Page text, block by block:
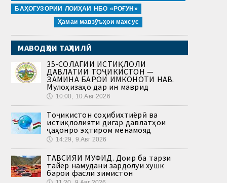
БАҲОГУЗОРИИ ЛОИҲАИ НБО «РОҒУН»
Ҳамаи мавзӯъҳои махсус
МАВОДҲОИ ТАҲЛИЛӢ
35-СОЛАГИИ ИСТИҚЛОЛИ
ДАВЛАТИИ ТОҶИКИСТОН —
ЗАМИНА БАРОИ ИМКОНОТИ НАВ.
Мулоҳизаҳо дар ин маврид
🕔 10:00, 10.Авг 2026
Тоҷикистон соҳибихтиёрӣ ва
истиқлолияти дигар давлатҳои
ҷаҳонро эҳтиром менамояд
🕔 14:29, 9.Авг 2026
ТАВСИЯИ МУФИД. Доир ба тарзи
тайёр намудани зардолуи хушк
барои фасли зимистон